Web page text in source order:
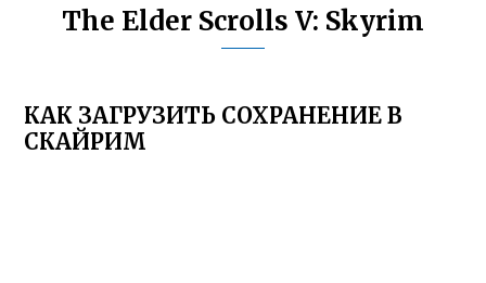
The Elder Scrolls V: Skyrim
КАК ЗАГРУЗИТЬ СОХРАНЕНИЕ В
СКАЙРИМ